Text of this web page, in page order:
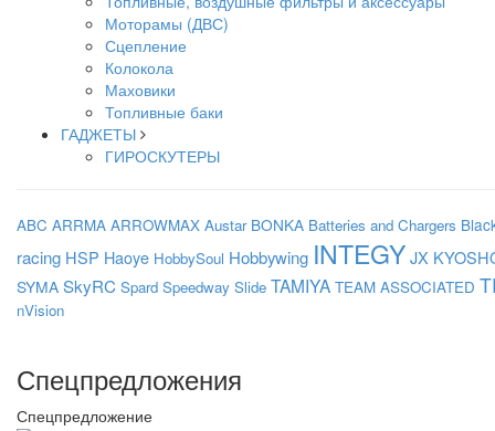
Моторамы (ДВС)
Сцепление
Колокола
Маховики
Топливные баки
ГАДЖЕТЫ
ГИРОСКУТЕРЫ
ABC ARRMA ARROWMAX Austar BONKA Batteries and Chargers
racing HSP Haoye HobbySoul Hobbywing INTEGYJX
SYMA SkyRC Spard Speedway Slide TAMIYA TEAM ASSOCIATED
nVision
Спецпредложения
Спецпредложение